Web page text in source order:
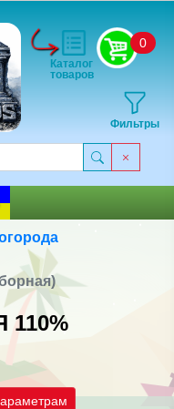
0
Фильтры
Каталог
товаров